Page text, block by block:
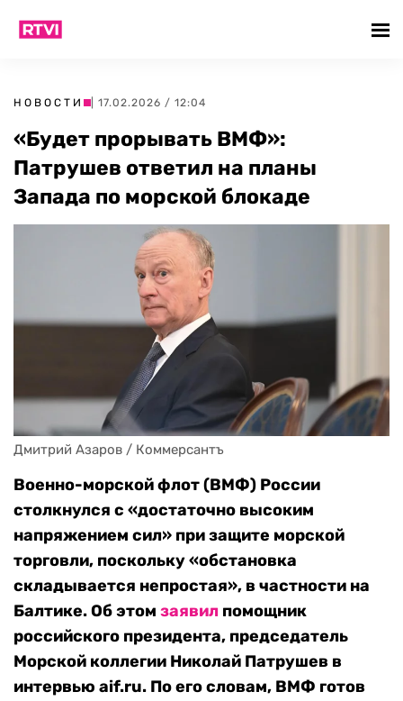
НОВОСТИ | 17.02.2026 / 12:04
«Будет прорывать ВМФ»:
Патрушев ответил на планы
Запада по морской блокаде
Дмитрий Азаров / Коммерсантъ
Военно-морской флот (ВМФ) России
столкнулся с «достаточно высоким
напряжением сил» при защите морской
торговли, поскольку «обстановка
складывается непростая», в частности на
Балтике. Об этом заявил помощник
российского президента, председатель
Морской коллегии Николай Патрушев в
интервью aif.ru. По его словам, ВМФ готов